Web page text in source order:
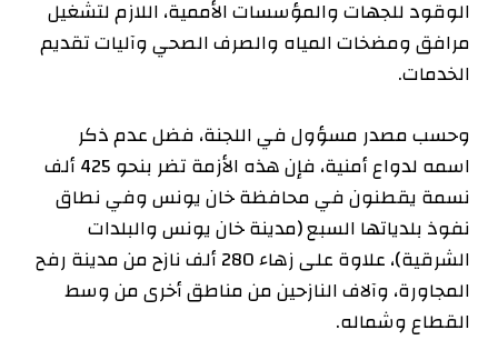
الوقود للجهات والمؤسسات الأممية، اللازم لتشغيل
مرافق ومضخات المياه والصرف الصحي وآليات تقديم
الخدمات.
وحسب مصدر مسؤول في اللجنة، فضل عدم ذكر
اسمه لدواع أمنية، فإن هذه الأزمة تضر بنحو 425 ألف
نسمة يقطنون في محافظة خان يونس وفي نطاق
نفوذ بلدياتها السبع (مدينة خان يونس والبلدات
الشرقية)، علاوة على زهاء 280 ألف نازح من مدينة رفح
المجاورة، وآلاف النازحين من مناطق أخرى من وسط
القطاع وشماله.